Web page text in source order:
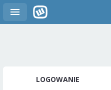
LOGOWANIE